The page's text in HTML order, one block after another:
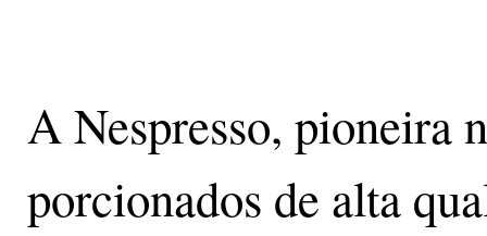
A Nespresso, pioneira
porcionados de alta